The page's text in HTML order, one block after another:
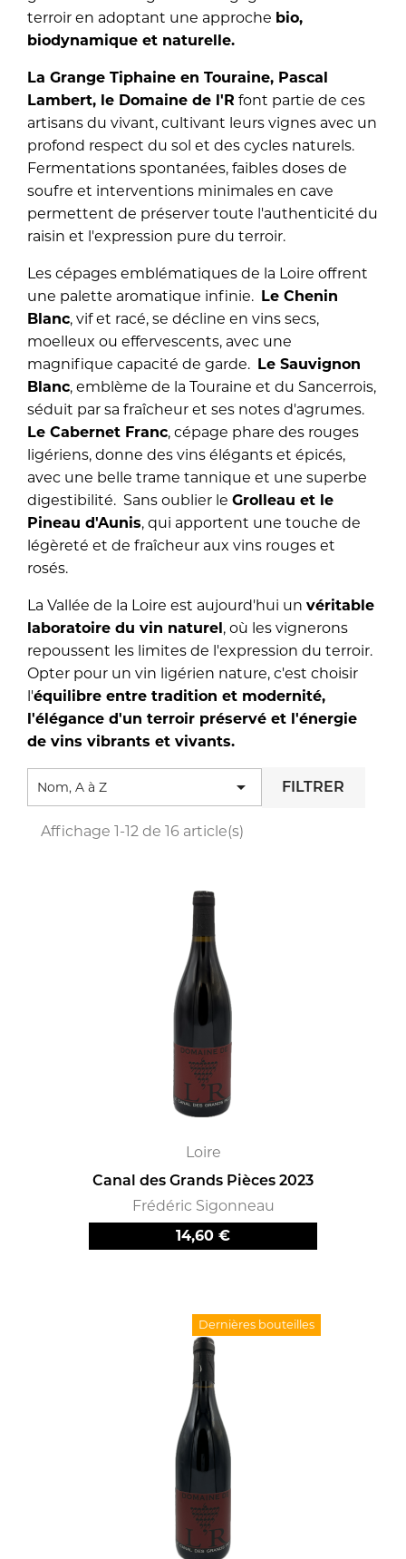
terroir en adoptant une approche bio,
biodynamique et naturelle.
La Grange Tiphaine en Touraine, Pascal
Lambert, le Domaine de l'R font partie de ces
artisans du vivant, cultivant leurs vignes avec un
profond respect du sol et des cycles naturels.
Fermentations spontanées, faibles doses de
soufre et interventions minimales en cave
permettent de préserver toute l'authenticité du
raisin et l'expression pure du terroir.
Les cépages emblématiques de la Loire offrent
une palette aromatique infinie. Le Chenin
Blanc, vif et racé, se décline en vins secs,
moelleux ou effervescents, avec une
magnifique capacité de garde. Le Sauvignon
Blanc, emblème de la Touraine et du Sancerrois,
séduit par sa fraîcheur et ses notes d'agrumes.
Le Cabernet Franc, cépage phare des rouges
ligériens, donne des vins élégants et épicés,
avec une belle trame tannique et une superbe
digestibilité. Sans oublier le Grolleau et le
Pineau d'Aunis, qui apportent une touche de
légèreté et de fraîcheur aux vins rouges et
rosés.
La Vallée de la Loire est aujourd'hui un véritable
laboratoire du vin naturel, où les vignerons
repoussent les limites de l'expression du terroir.
Opter pour un vin ligérien nature, c'est choisir
l'équilibre entre tradition et modernité,
l'élégance d'un terroir préservé et l'énergie
de vins vibrants et vivants.
Nom, A à Z  FILTRER
Affichage 1-12 de 16 article(s)
Loire
Canal des Grands Pièces 2023
Frédéric Sigonneau
Prix
14,60 €
Dernières bouteilles